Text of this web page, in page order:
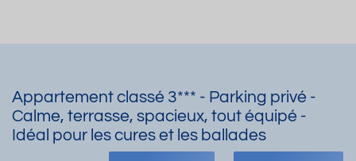
Appartement classé 3*** - Parking privé -
Calme, terrasse, spacieux, tout équipé -
Idéal pour les cures et les ballades